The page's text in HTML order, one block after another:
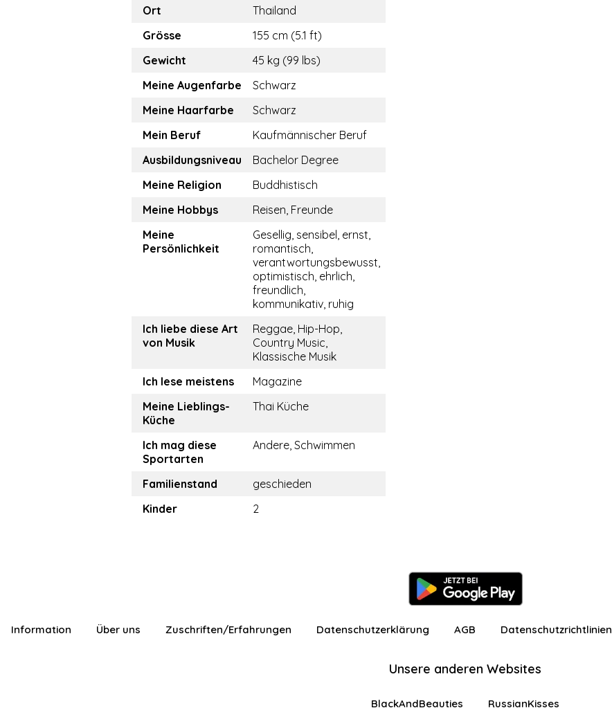
Ort
Thailand
Grösse
155 cm (5.1 ft)
Gewicht
45 kg (99 lbs)
Meine Augenfarbe
Schwarz
Meine Haarfarbe
Schwarz
Mein Beruf
Kaufmännischer Beruf
Ausbildungsniveau
Bachelor Degree
Meine Religion
Buddhistisch
Meine Hobbys
Reisen, Freunde
Meine
Persönlichkeit
Gesellig, sensibel, ernst,
romantisch,
verantwortungsbewusst,
optimistisch, ehrlich,
freundlich,
kommunikativ, ruhig
Ich liebe diese Art
von Musik
Reggae, Hip-Hop,
Country Music,
Klassische Musik
Ich lese meistens
Magazine
Meine Lieblings-
Küche
Thai Küche
Ich mag diese
Sportarten
Andere, Schwimmen
Familienstand
geschieden
Kinder
2
Information Über uns Zuschriften/Erfahrungen Datenschutzerklärung AGB Datenschutzrichtlinien
Unsere anderen Websites
BlackAndBeauties RussianKisses